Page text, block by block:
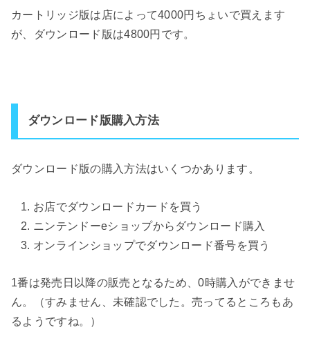
カートリッジ版は店によって4000円ちょいで買えます
が、ダウンロード版は4800円です。
ダウンロード版購入方法
ダウンロード版の購入方法はいくつかあります。
お店でダウンロードカードを買う
ニンテンドーeショップからダウンロード購入
オンラインショップでダウンロード番号を買う
1番は発売日以降の販売となるため、0時購入ができませ
ん。（すみません、未確認でした。売ってるところもあ
るようですね。）